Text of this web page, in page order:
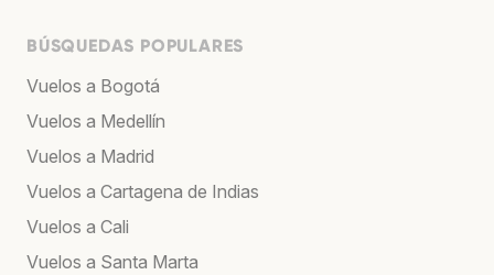
BÚSQUEDAS POPULARES
Vuelos a Bogotá
Vuelos a Medellín
Vuelos a Madrid
Vuelos a Cartagena de Indias
Vuelos a Cali
Vuelos a Santa Marta